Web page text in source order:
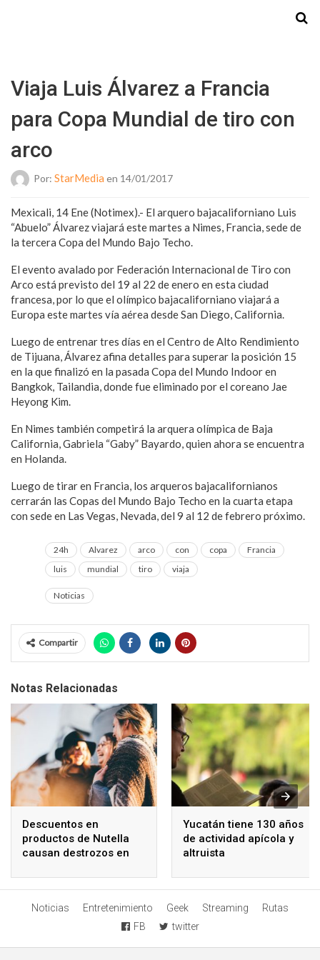
Viaja Luis Álvarez a Francia
para Copa Mundial de tiro con
arco
Por: StarMedia en 14/01/2017
Mexicali, 14 Ene (Notimex).- El arquero bajacaliforniano Luis
“Abuelo” Álvarez viajará este martes a Nimes, Francia, sede de
la tercera Copa del Mundo Bajo Techo.
El evento avalado por Federación Internacional de Tiro con
Arco está previsto del 19 al 22 de enero en esta ciudad
francesa, por lo que el olímpico bajacaliforniano viajará a
Europa este martes vía aérea desde San Diego, California.
Luego de entrenar tres días en el Centro de Alto Rendimiento
de Tijuana, Álvarez afina detalles para superar la posición 15
en la que finalizó en la pasada Copa del Mundo Indoor en
Bangkok, Tailandia, donde fue eliminado por el coreano Jae
Heyong Kim.
En Nimes también competirá la arquera olímpica de Baja
California, Gabriela “Gaby” Bayardo, quien ahora se encuentra
en Holanda.
Luego de tirar en Francia, los arqueros bajacalifornianos
cerrarán las Copas del Mundo Bajo Techo en la cuarta etapa
con sede en Las Vegas, Nevada, del 9 al 12 de febrero próximo.
24h Alvarez arco con copa
Francia
luis
mundial tiro viaja
Noticias
Compartir
Notas Relacionadas
Descuentos en
productos de Nutella
causan destrozos en
Yucatán tiene 130 años
de actividad apícola y
altruista
Noticias Entretenimiento Geek Streaming
Rutas
FB
twitter